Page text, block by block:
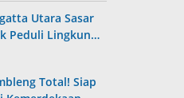
Utara Sasar
Peduli Lingkun…
Total! Siap